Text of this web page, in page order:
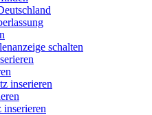
schalten
inserieren
inserieren